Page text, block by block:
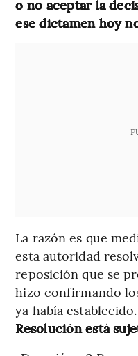
o no aceptar la
ese dictamen hoy
La razón es que
esta autoridad
reposición que se
hizo confirmando
ya había
Resolución está